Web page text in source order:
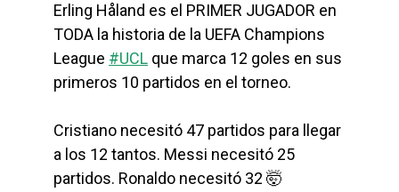
Erling Håland es el PRIMER JUGADOR en
TODA la historia de la UEFA Champions
League #UCL que marca 12 goles en sus
primeros 10 partidos en el torneo.
Cristiano necesitó 47 partidos para llegar
a los 12 tantos. Messi necesitó 25
partidos. Ronaldo necesitó 32 🤯